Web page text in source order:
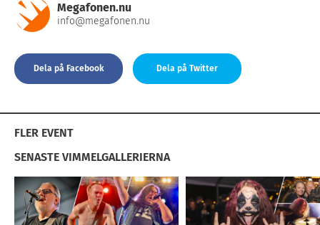
Megafonen.nu
info@megafonen.nu
Dela på Facebook Dela på Twitter
FLER EVENT
SENASTE VIMMELGALLERIERNA